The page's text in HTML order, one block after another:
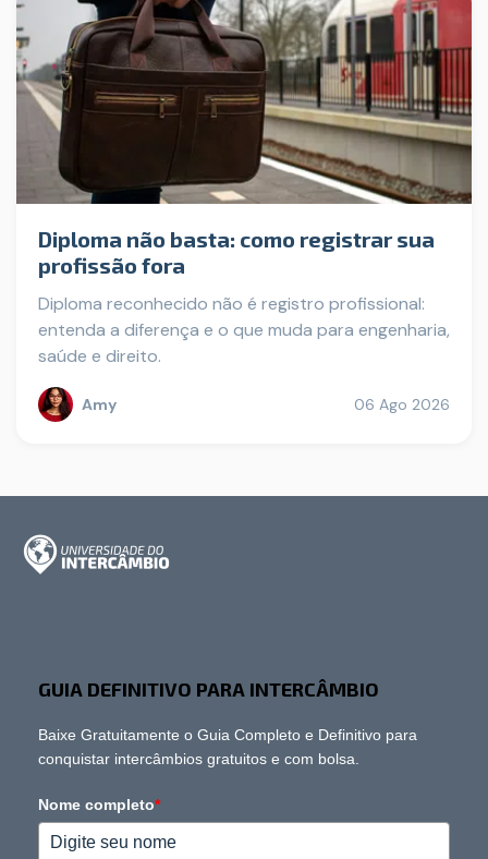
Diploma não basta: como registrar sua
profissão fora
Diploma reconhecido não é registro profissional:
entenda a diferença e o que muda para engenharia,
saúde e direito.
Amy 06 Ago 2026
GUIA DEFINITIVO PARA INTERCÂMBIO
Baixe Gratuitamente o Guia Completo e Definitivo para
conquistar intercâmbios gratuitos e com bolsa.
Nome completo*